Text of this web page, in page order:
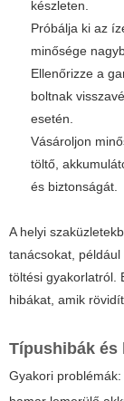
készleten.
Próbálja ki az
minősége
Ellenőrizze a
boltnak
esetén.
Vásároljon
töltő,
és biztonságát.
A helyi
tanácsokat,
töltési gyakorlatról.
hibákat, amik
Típushibák és
Gyakori